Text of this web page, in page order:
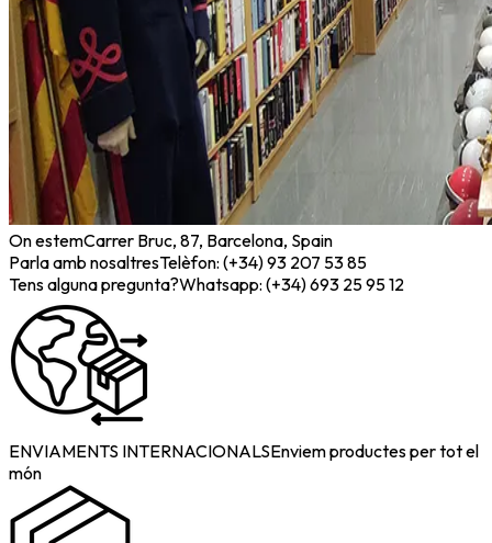
On estemCarrer Bruc, 87, Barcelona, Spain
Parla amb nosaltresTelèfon: (+34) 93 207 53 85
Tens alguna pregunta?Whatsapp: (+34) 693 25 95 12
ENVIAMENTS INTERNACIONALSEnviem productes per tot el
món